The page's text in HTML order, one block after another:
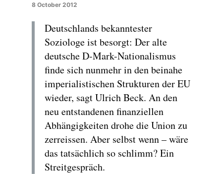
8 October 2012
Deutschlands bekanntester
Soziologe ist besorgt: Der alte
deutsche D-Mark-Nationalismus
finde sich nunmehr in den beinahe
imperialistischen Strukturen der EU
wieder, sagt Ulrich Beck. An den
neu entstandenen finanziellen
Abhängigkeiten drohe die Union zu
zerreissen. Aber selbst wenn – wäre
das tatsächlich so schlimm? Ein
Streitgespräch.